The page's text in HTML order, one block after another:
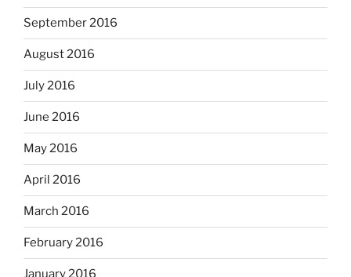
September 2016
August 2016
July 2016
June 2016
May 2016
April 2016
March 2016
February 2016
January 2016